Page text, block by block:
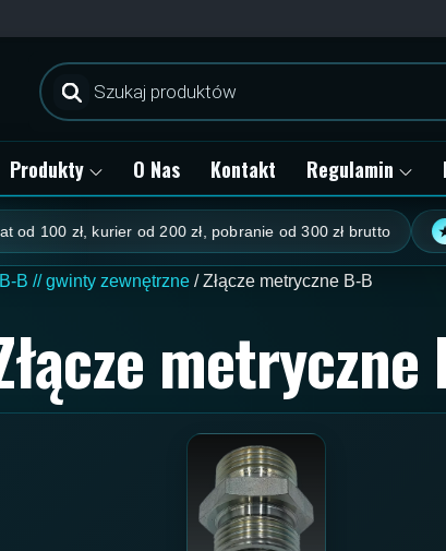
Wyszukiwarka
produktów
Produkty O Nas Kontakt Regulamin
kurier od 200 zł, pobranie od 300 zł brutto ★
B // gwinty zewnętrzne / Złącze metryczne B-B
metryczne